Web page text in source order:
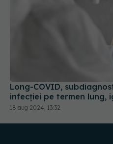
Long-COVID,
18 aug 2024, 13:32